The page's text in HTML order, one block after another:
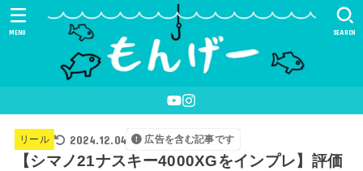
SEARCH
MENU
リール 2024.12.04 広告を含む記事です
【シマノ21ナスキー4000XGをインプレ】評価